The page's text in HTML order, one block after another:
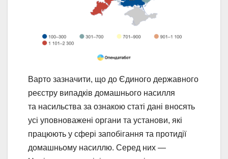
Варто зазначити, що до Єдиного державного
реєстру випадків домашнього насилля
та насильства за ознакою статі дані вносять
усі уповноважені органи та установи, які
працюють у сфері запобігання та протидії
домашньому насиллю. Серед них —